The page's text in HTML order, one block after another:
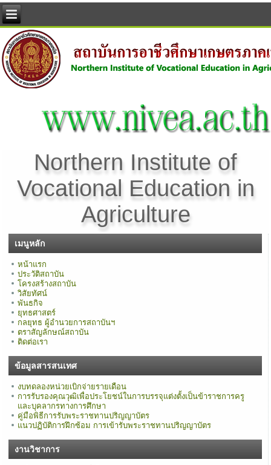
Northern Institute of
Vocational Education in
Agriculture
เมนูหลัก
หน้าแรก
ประวัติสถาบัน
โครงสร้างสถาบัน
วิสัยทัศน์
พันธกิจ
ยุทธศาสตร์
กลยุทธ ผู้อำนวยการสถาบันฯ
ตราสัญลักษณ์สถาบัน
ติดต่อเรา
ข้อมูลสารสนเทศ
งบทดลองหน่วยเบิกจ่ายรายเดือน
การรับรองคุณวุฒิเพื่อประโยชน์ในการบรรจุแต่งตั้งเป็นข้าราชการครู
และบุคลากรทางการศึกษา
คู่มือพิธีการรับพระราชทานปริญญาบัตร
แนวปฏิบัติการฝึกซ้อม การเข้ารับพระราชทานปริญญาบัตร
งานวิชาการ